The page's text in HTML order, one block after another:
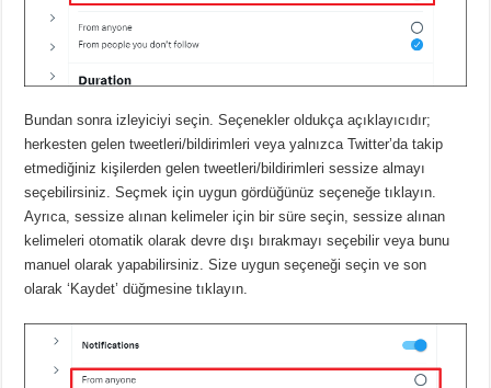
Bundan sonra izleyiciyi seçin.Seçenekler oldukça açıklayıcıdır;
herkesten gelen tweetleri/bildirimleri veya yalnızca Twitter’da takip
etmediğiniz kişilerden gelen tweetleri/bildirimleri sessize almayı
seçebilirsiniz.Seçmek için uygun gördüğünüz seçeneğe tıklayın.
Ayrıca, sessize alınan kelimeler için bir süre seçin, sessize alınan
kelimeleri otomatik olarak devre dışı bırakmayı seçebilir veya bunu
manuel olarak yapabilirsiniz.Size uygun seçeneği seçin ve son
olarak ‘Kaydet’ düğmesine tıklayın.